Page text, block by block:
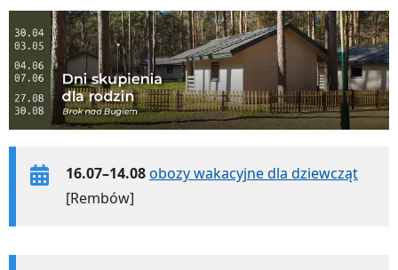
16.07–14.08obozy wakacyjne dla dziewcząt
[Rembów]